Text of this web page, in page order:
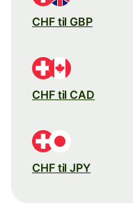
CHF til GBP
CHF til CAD
CHF til JPY